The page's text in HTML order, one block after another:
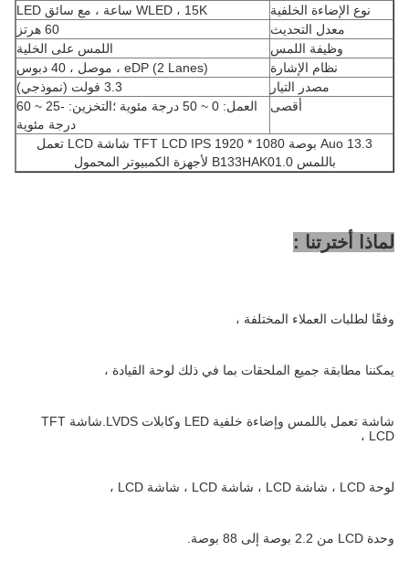
نوع الإضاءة الخلفية
WLED ، 15K ساعة ، مع سائق LED
معدل التحديث
60 هرتز
وظيفة اللمس
اللمس على الخلية
نظام الإشارة
eDP (2 Lanes) ، موصل ، 40 دبوس
مصدر التيار
3.3 فولت (نموذجي)
أقصى
العمل: 0 ~ 50 درجة مئوية ؛التخزين: -25 ~ 60
درجة مئوية
Auo 13.3 بوصة TFT LCD IPS 1920 * 1080 شاشة LCD تعمل
باللمس B133HAK01.0 لأجهزة الكمبيوتر المحمول
لماذا أخترتنا :
وفقًا لطلبات العملاء المختلفة ،
يمكننا مطابقة جميع الملحقات بما في ذلك لوحة القيادة ،
شاشة تعمل باللمس وإضاءة خلفية LED وكابلات LVDS.شاشة TFT
LCD ،
لوحة LCD ، شاشة LCD ، شاشة LCD ، شاشة LCD ،
وحدة LCD من 2.2 بوصة إلى 88 بوصة.